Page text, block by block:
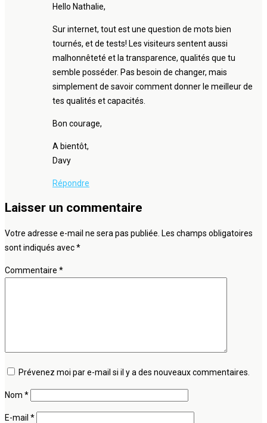
Hello Nathalie,
Sur internet, tout est une question de mots bien
tournés, et de tests! Les visiteurs sentent aussi
malhonnêteté et la transparence, qualités que tu
semble posséder. Pas besoin de changer, mais
simplement de savoir comment donner le meilleur de
tes qualités et capacités.
Bon courage,
A bientôt,
Davy
Répondre
Laisser un commentaire
Votre adresse e-mail ne sera pas publiée. Les champs obligatoires
sont indiqués avec*
Commentaire *
Prévenez moi par e-mail si il y a des nouveaux commentaires.
Nom *
E-mail *